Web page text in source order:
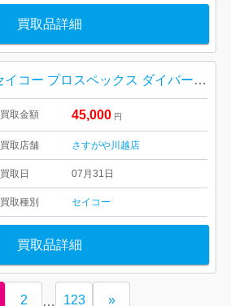
買取品詳細
セイコー プロスペックス ダイバーズウォッチ
買取金額 45,000 円
買取店舗 さすがや川越店
買取日 07月31日
買取種別 セイコー
買取品詳細
2 … 123 »